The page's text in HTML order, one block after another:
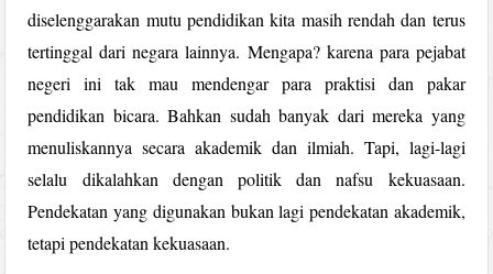
diselenggarakan mutu pendidikan kita masih rendah dan terus
tertinggal dari negara lainnya. Mengapa? karena para pejabat
negeri ini tak mau mendengar para praktisi dan pakar
pendidikan bicara. Bahkan sudah banyak dari mereka yang
menuliskannya secara akademik dan ilmiah. Tapi, lagi-lagi
selalu dikalahkan dengan politik dan nafsu kekuasaan.
Pendekatan yang digunakan bukan lagi pendekatan akademik,
tetapi pendekatan kekuasaan.